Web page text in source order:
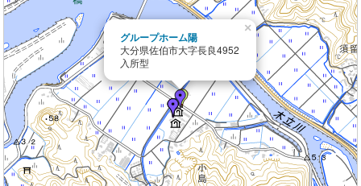
グループホーム陽
大分県佐伯市大字長良4952
入所型
×